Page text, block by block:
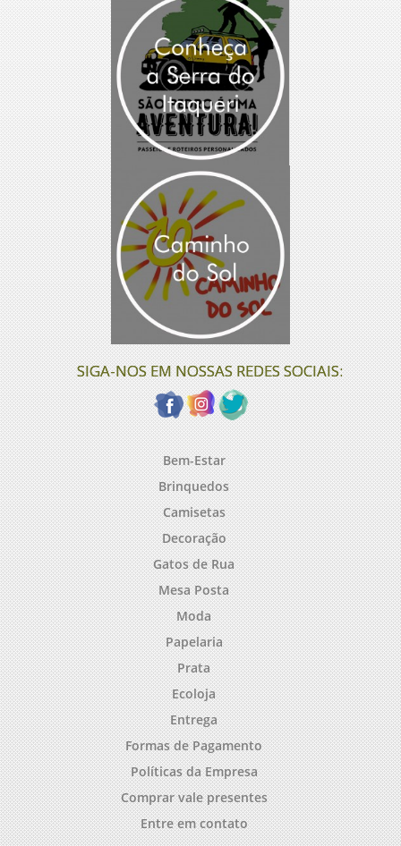
SIGA-NOS EM NOSSAS REDES SOCIAIS:
Bem-Estar
Brinquedos
Camisetas
Decoração
Gatos de Rua
Mesa Posta
Moda
Papelaria
Prata
Ecoloja
Entrega
Formas de Pagamento
Políticas da Empresa
Comprar vale presentes
Entre em contato